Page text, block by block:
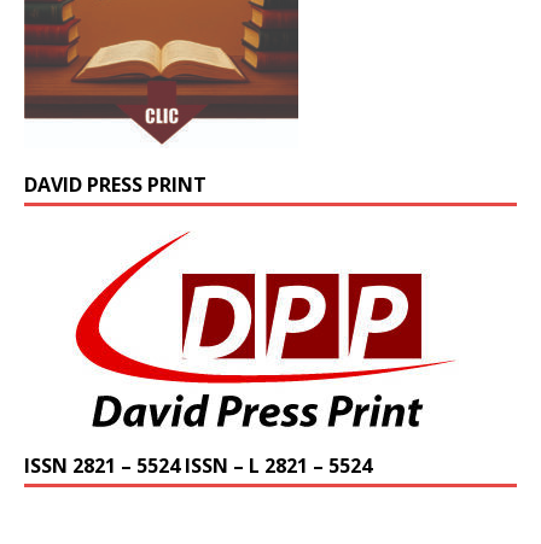
DAVID PRESS PRINT
ISSN 2821 – 5524 ISSN – L 2821 – 5524